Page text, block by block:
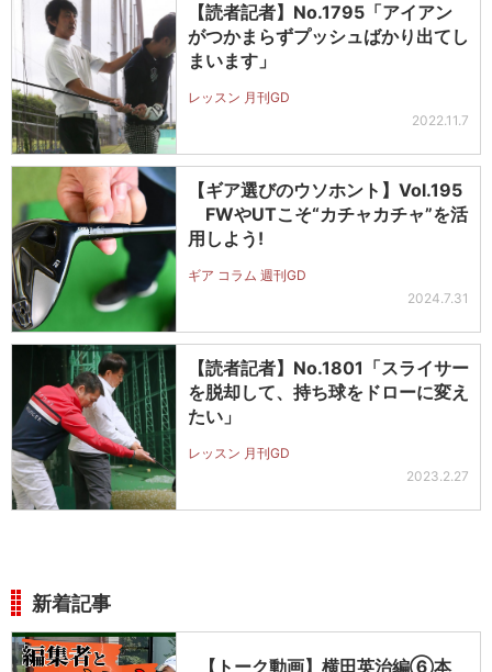
【読者記者】No.1795「アイアン
がつかまらずプッシュばかり出てし
まいます」
レッスン 月刊GD
2022.11.7
【ギア選びのウソホント】Vol.195
FWやUTこそ“カチャカチャ”を活
用しよう!
ギア コラム 週刊GD
2024.7.31
【読者記者】No.1801「スライサー
を脱却して、持ち球をドローに変え
たい」
レッスン 月刊GD
2023.2.27
新着記事
【トーク動画】横田英治編⑥本